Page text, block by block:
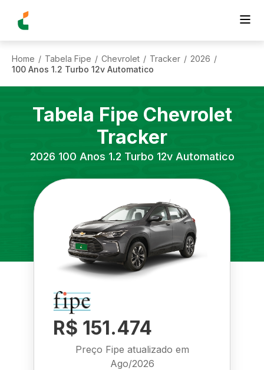
Home / Tabela Fipe / Chevrolet / Tracker / 2026 /
100 Anos 1.2 Turbo 12v Automatico
Tabela Fipe Chevrolet
Tracker
2026 100 Anos 1.2 Turbo 12v Automatico
R$ 151.474
Preço Fipe atualizado em
Ago/2026